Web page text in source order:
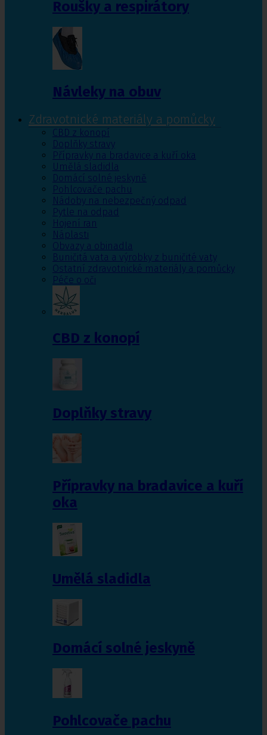
Roušky a respirátory
Návleky na obuv
Zdravotnické materiály a pomůcky
CBD z konopí
Doplňky stravy
Přípravky na bradavice a kuří oka
Umělá sladidla
Domácí solné jeskyně
Pohlcovače pachu
Nádoby na nebezpečný odpad
Pytle na odpad
Hojení ran
Náplasti
Obvazy a obinadla
Buničitá vata a výrobky z buničité vaty
Ostatní zdravotnické materiály a pomůcky
Péče o oči
CBD z konopí
Doplňky stravy
Přípravky na bradavice a kuří
oka
Umělá sladidla
Domácí solné jeskyně
Pohlcovače pachu